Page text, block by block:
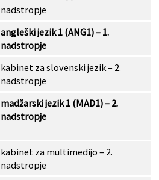
nadstropje
angleški jezik 1 (ANG1) – 1.
nadstropje
kabinet za slovenski jezik – 2.
nadstropje
madžarski jezik 1 (MAD1) – 2.
nadstropje
kabinet za multimedijo – 2.
nadstropje